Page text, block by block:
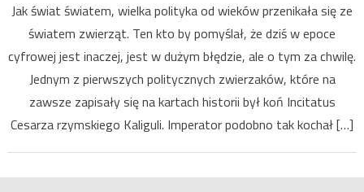
Wysokość
Bobby
Jak świat światem, wielka polityka od wieków przenikała się ze
światem zwierząt. Ten kto by pomyślał, że dziś w epoce
cyfrowej jest inaczej, jest w dużym błędzie, ale o tym za chwilę.
Jednym z pierwszych politycznych zwierzaków, które na
zawsze zapisały się na kartach historii był koń Incitatus
Cesarza rzymskiego Kaliguli. Imperator podobno tak kochał […]